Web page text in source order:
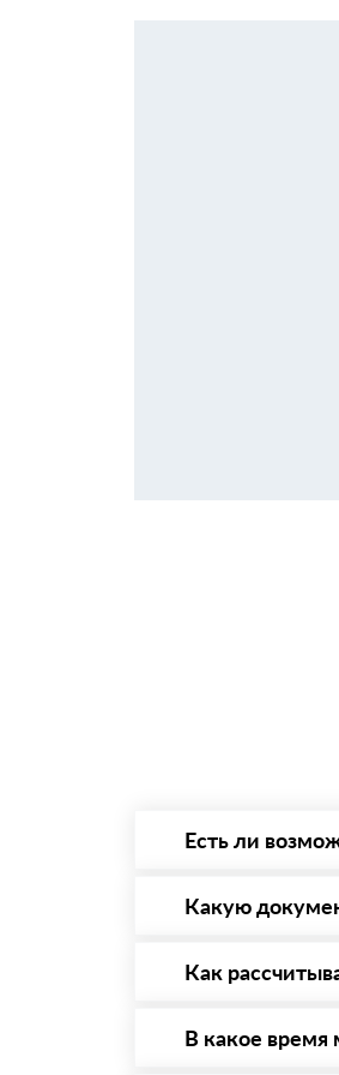
Есть ли
то Вы вправе от
Какую
Как
стоимости и
В какое время